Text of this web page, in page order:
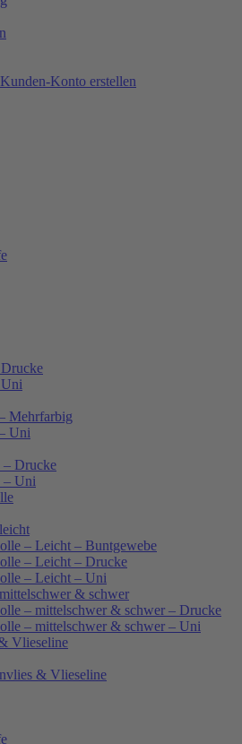
Konto erstellen
Uni
Mehrfarbig
Uni
– Drucke
– Uni
– Leicht – Buntgewebe
– Leicht – Drucke
– Leicht – Uni
& schwer
– mittelschwer & schwer – Drucke
– mittelschwer & schwer – Uni
Vlieseline
& Vlieseline